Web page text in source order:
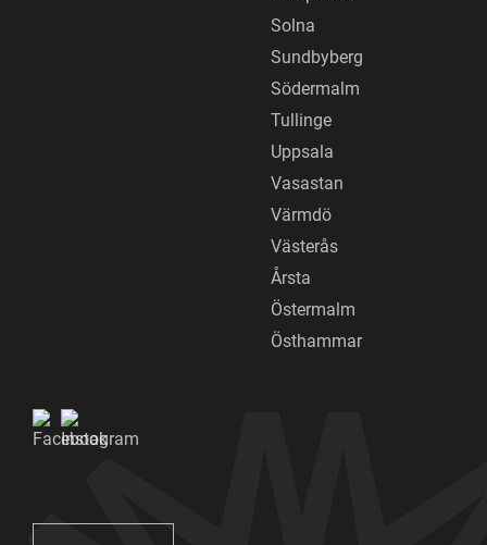
Solna
Sundbyberg
Södermalm
Tullinge
Uppsala
Vasastan
Värmdö
Västerås
Årsta
Östermalm
Östhammar